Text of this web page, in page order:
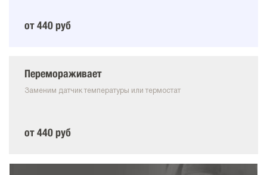
от 440 руб
Перемораживает
Заменим датчик температуры или термостат
от 440 руб